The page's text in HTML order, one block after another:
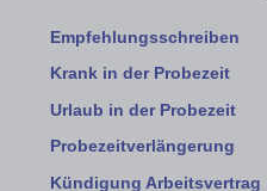
Empfehlungsschreiben
Krank in der Probezeit
Urlaub in der Probezeit
Probezeitverlängerung
Kündigung Arbeitsvertrag